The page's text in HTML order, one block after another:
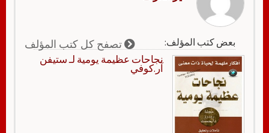
بعض كتب المؤلف: تصفح كل كتب المؤلف
نجاحات عظيمة يومية لـ ستيفن
آر.كوفي